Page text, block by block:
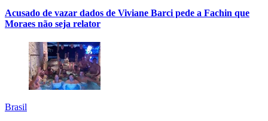
Acusado de vazar dados de Viviane Barci pede a Fachin que
Moraes não seja relator
Brasil